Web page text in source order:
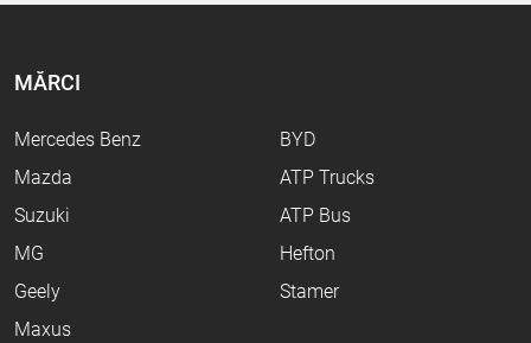
MĂRCI
Mercedes Benz
Mazda
Suzuki
MG
Geely
Maxus
BYD
ATP Trucks
ATP Bus
Hefton
Stamer